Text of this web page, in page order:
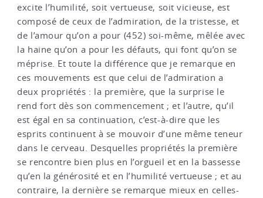
excite l’humilité, soit vertueuse, soit vicieuse, est
composé de ceux de l’admiration, de la tristesse, et
de l’amour qu’on a pour (452) soi-même, mêlée avec
la haine qu’on a pour les défauts, qui font qu’on se
méprise. Et toute la différence que je remarque en
ces mouvements est que celui de l’admiration a
deux propriétés : la première, que la surprise le
rend fort dès son commencement ; et l’autre, qu’il
est égal en sa continuation, c’est-à-dire que les
esprits continuent à se mouvoir d’une même teneur
dans le cerveau. Desquelles propriétés la première
se rencontre bien plus en l’orgueil et en la bassesse
qu’en la générosité et en l’humilité vertueuse ; et au
contraire, la dernière se remarque mieux en celles-